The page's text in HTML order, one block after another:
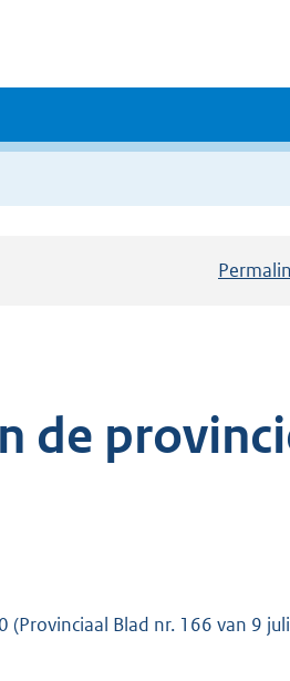
de
Blad nr. 166 van 9